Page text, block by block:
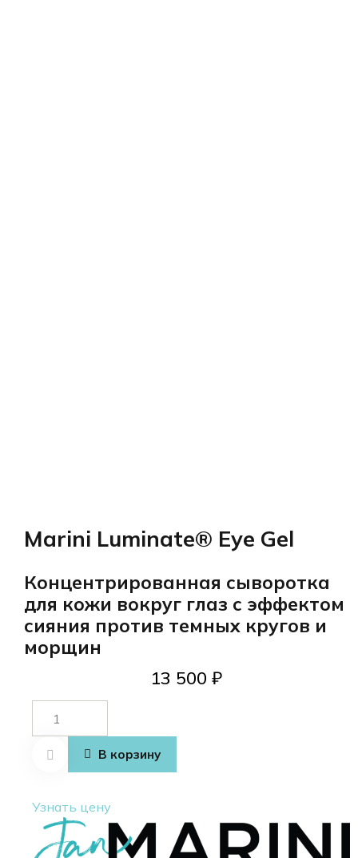
Marini Luminate® Eye Gel
Концентрированная сыворотка
для кожи вокруг глаз с эффектом
сияния против темных кругов и
морщин
13 500 ₽
Количество
товара
Marini
Luminate®
В корзину
Узнать цену